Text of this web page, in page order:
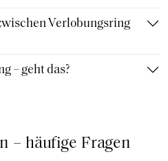
Verlobungsring
– geht das?
– häufige Fragen